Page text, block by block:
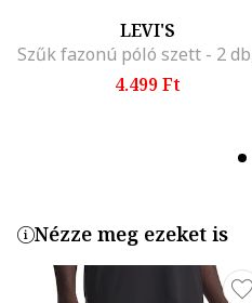
LEVI'S
4.499 Ft
Nézze meg ezeket is